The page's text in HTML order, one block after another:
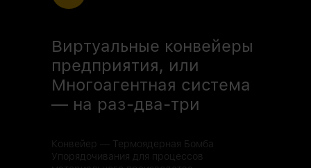
Виртуальные конвейеры
предприятия, или
Многоагентная система
— на раз-два-три
Конвейер — Термоядерная Бомба
Упорядочивания для процессов